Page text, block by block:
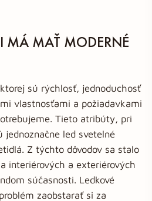
MÁ MAŤ MODERNÉ
sú rýchlosť, jednoduchosť
vlastnosťami a požiadavkami
Tieto atribúty, pri
led svetelné
Z týchto dôvodov sa stalo
interiérových a exteriérových
súčasnosti. Ledkové
zaobstarať si za